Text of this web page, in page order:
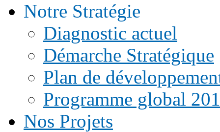
Notre Stratégie
Diagnostic actuel
Démarche Stratégique
Plan de
Programme global
Nos Projets